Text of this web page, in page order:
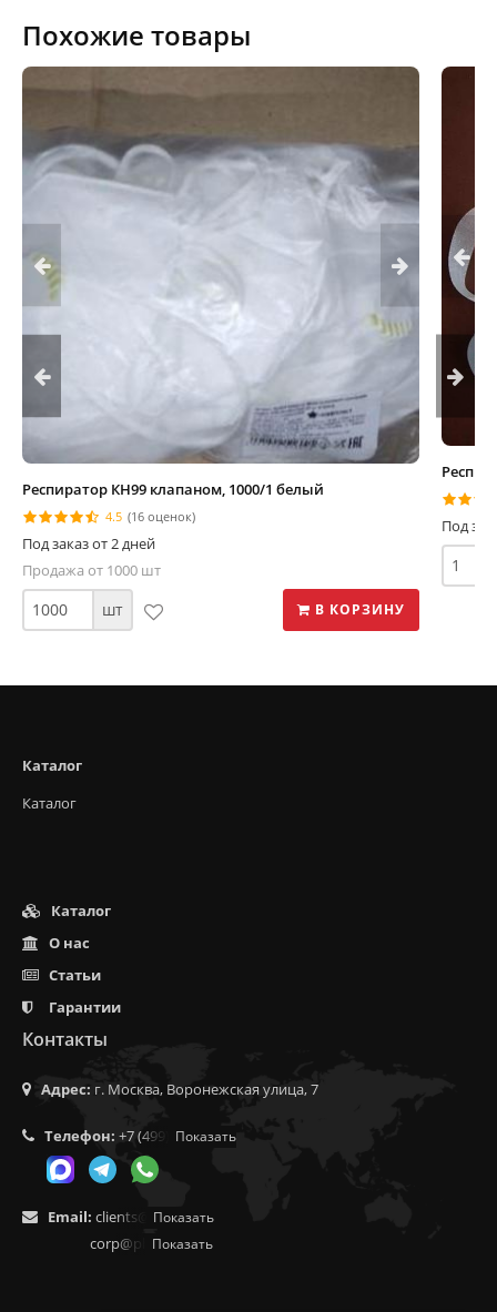
Похожие товары
Респиратор КН99 клапаном, 1000/1 белый
4.5 (16 оценок)
Под заказ от 2 дней
Продажа от 1000 шт
шт В КОРЗИНУ
Под
Каталог
Каталог
Каталог
О нас
Статьи
Гарантии
Контакты
Адрес: г. Москва, Воронежская улица, 7
Телефон: +7 (499) 350-55-05
Показать
Email: clients@f9.market
Показать
corp@phoenix9.ru
Показать